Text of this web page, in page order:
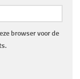
browser voor de